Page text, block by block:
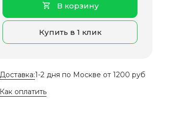
В корзину
Купить в 1 клик
Доставка:1-2 дня по Москве от 1200 руб
Как оплатить